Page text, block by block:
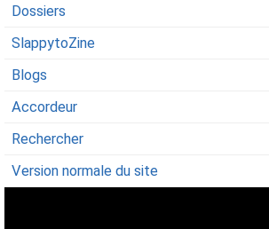
Dossiers
SlappytoZine
Blogs
Accordeur
Rechercher
Version normale du site